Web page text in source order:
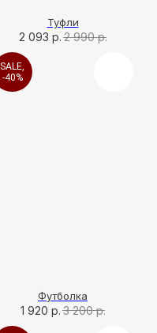
Туфли
2 093 р. 2 990 р.
SALE,
-40%
Футболка
1 920 р. 3 200 р.